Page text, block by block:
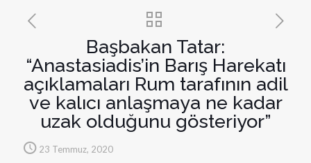
Başbakan Tatar:
“Anastasiadis’in Barış Harekatı
açıklamaları Rum tarafının adil
ve kalıcı anlaşmaya ne kadar
uzak olduğunu gösteriyor”
23 Temmuz, 2020